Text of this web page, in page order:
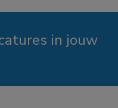
in jouw